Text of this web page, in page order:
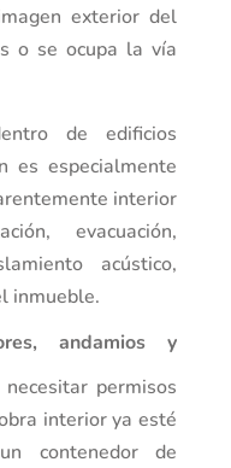
exterior del
o se ocupa la vía
de edificios
es especialmente
interior
evacuación,
acústico,
inmueble.
andamios y
permisos
interior ya esté
contenedor de